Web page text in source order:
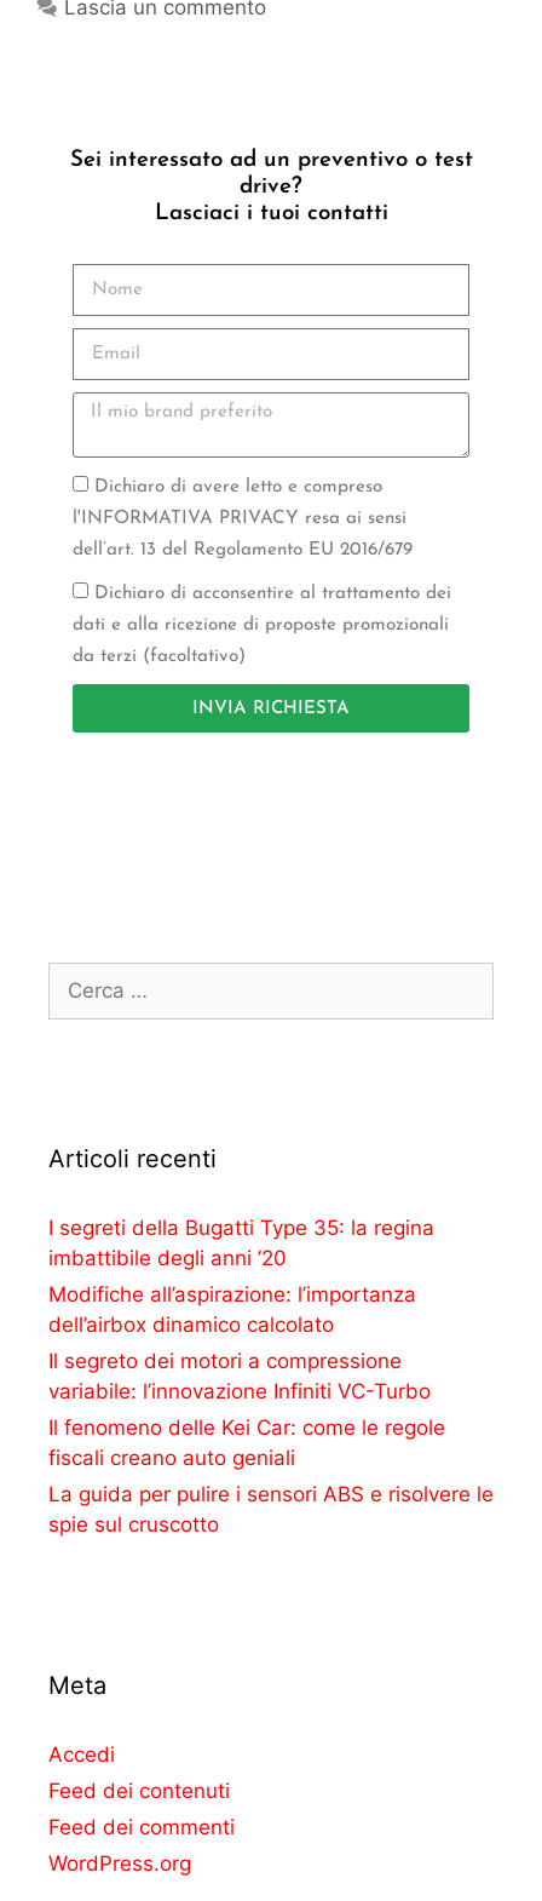
Lascia un commento
Sei interessato ad un preventivo o test
drive?
Lasciaci i tuoi contatti
Dichiaro di avere letto e compreso
l'INFORMATIVA PRIVACY resa ai sensi
dell’art. 13 del Regolamento EU 2016/679
Dichiaro di acconsentire al trattamento dei
dati e alla ricezione di proposte promozionali
da terzi (facoltativo)
INVIA RICHIESTA
Articoli recenti
I segreti della Bugatti Type 35: la regina
imbattibile degli anni ’20
Modifiche all’aspirazione: l’importanza
dell’airbox dinamico calcolato
Il segreto dei motori a compressione
variabile: l’innovazione Infiniti VC-Turbo
Il fenomeno delle Kei Car: come le regole
fiscali creano auto geniali
La guida per pulire i sensori ABS e risolvere le
spie sul cruscotto
Meta
Accedi
Feed dei contenuti
Feed dei commenti
WordPress.org